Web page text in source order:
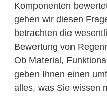
Komponenten
gehen wir diesen
betrachten die
Bewertung von
Ob Material,
geben Ihnen einen
alles, was Sie wissen